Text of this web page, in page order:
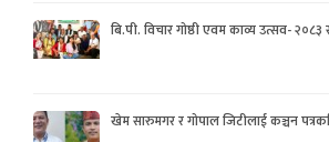
बि.पी. विचार गोष्ठी एवम काव्य उत्सव- २०८३
खेम सारुमगर र गोपाल जिटीलाई कञ्चन